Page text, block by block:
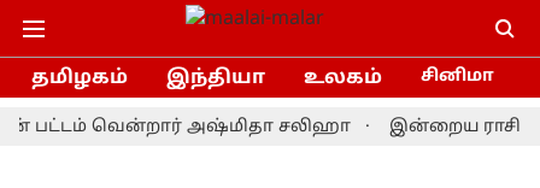
தமிழகம் இந்தியா உலகம் சினிமா
வென்றார் அஷ்மிதா சலிஹா இன்றைய ராசிபலன்